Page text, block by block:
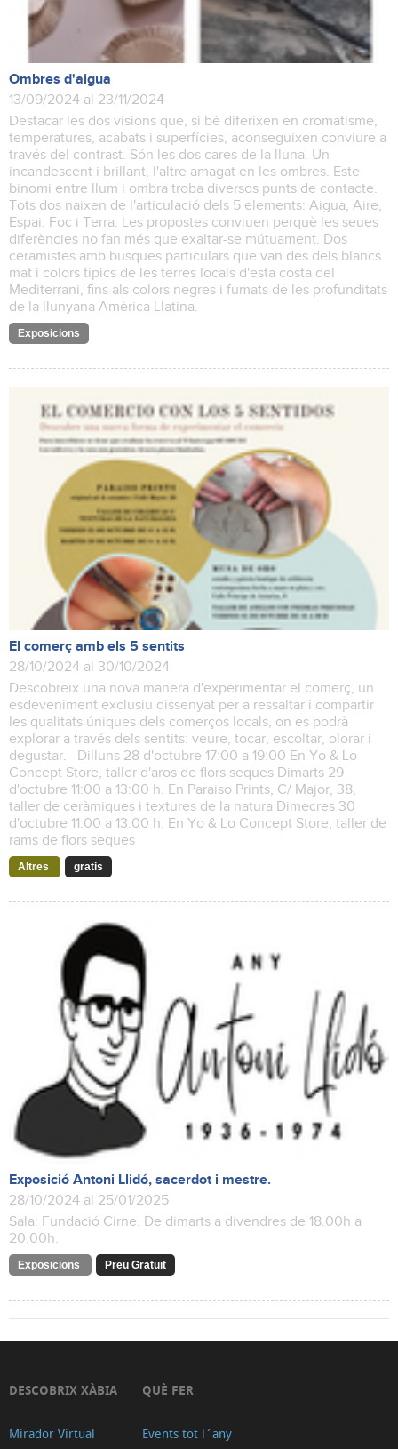
Ombres d'aigua
13/09/2024 al 23/11/2024
Destacar les dos visions que, si bé diferixen en cromatisme,
temperatures, acabats i superfícies, aconseguixen conviure a
través del contrast. Són les dos cares de la lluna. Un
incandescent i brillant, l'altre amagat en les ombres. Este
binomi entre llum i ombra troba diversos punts de contacte.
Tots dos naixen de l'articulació dels 5 elements: Aigua, Aire,
Espai, Foc i Terra. Les propostes conviuen perquè les seues
diferències no fan més que exaltar-se mútuament. Dos
ceramistes amb busques particulars que van des dels blancs
mat i colors típics de les terres locals d'esta costa del
Mediterrani, fins als colors negres i fumats de les profunditats
de la llunyana Amèrica Llatina.
Exposicions
El comerç amb els 5 sentits
28/10/2024 al 30/10/2024
Descobreix una nova manera d'experimentar el comerç, un
esdeveniment exclusiu dissenyat per a ressaltar i compartir
les qualitats úniques dels comerços locals, on es podrà
explorar a través dels sentits: veure, tocar, escoltar, olorar i
degustar. Dilluns 28 d'octubre 17:00 a 19:00 En Yo & Lo
Concept Store, taller d'aros de flors seques Dimarts 29
d'octubre 11:00 a 13:00 h. En Paraiso Prints, C/ Major, 38,
taller de ceràmiques i textures de la natura Dimecres 30
d'octubre 11:00 a 13:00 h. En Yo & Lo Concept Store, taller de
rams de flors seques
Altres gratis
Exposició Antoni Llidó, sacerdot i mestre.
28/10/2024 al 25/01/2025
Sala: Fundació Cirne. De dimarts a divendres de 18.00h a
20.00h.
Exposicions Preu Gratuït
DESCOBRIX XÀBIA
Mirador Virtual
QUÈ FER
Events tot l´any